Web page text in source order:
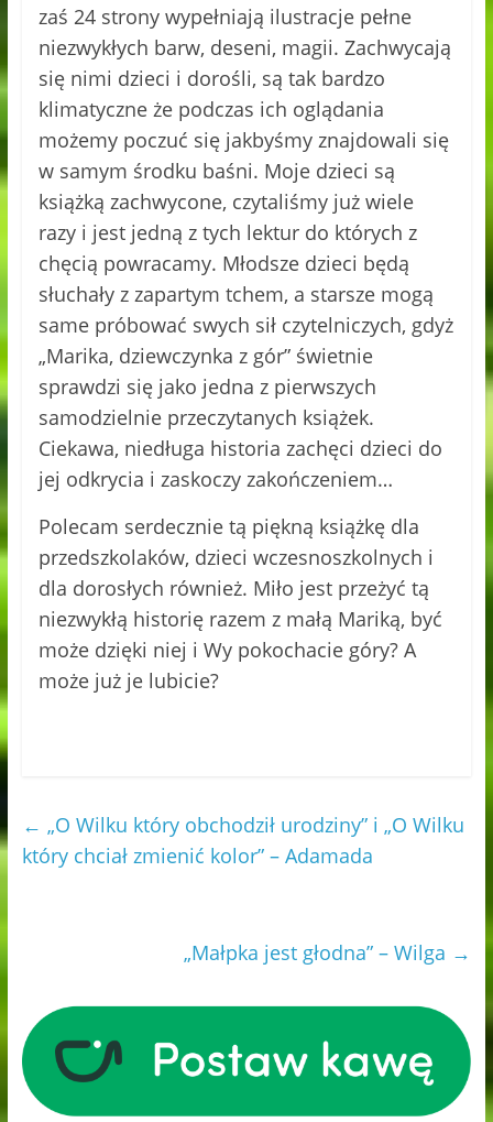
zaś 24 strony wypełniają ilustracje pełne
niezwykłych barw, deseni, magii. Zachwycają
się nimi dzieci i dorośli, są tak bardzo
klimatyczne że podczas ich oglądania
możemy poczuć się jakbyśmy znajdowali się
w samym środku baśni. Moje dzieci są
książką zachwycone, czytaliśmy już wiele
razy i jest jedną z tych lektur do których z
chęcią powracamy. Młodsze dzieci będą
słuchały z zapartym tchem, a starsze mogą
same próbować swych sił czytelniczych, gdyż
„Marika, dziewczynka z gór” świetnie
sprawdzi się jako jedna z pierwszych
samodzielnie przeczytanych książek.
Ciekawa, niedługa historia zachęci dzieci do
jej odkrycia i zaskoczy zakończeniem…
Polecam serdecznie tą piękną książkę dla
przedszkolaków, dzieci wczesnoszkolnych i
dla dorosłych również. Miło jest przeżyć tą
niezwykłą historię razem z małą Mariką, być
może dzięki niej i Wy pokochacie góry? A
może już je lubicie?
← „O Wilku który obchodził urodziny” i „O Wilku
który chciał zmienić kolor” – Adamada
„Małpka jest głodna” – Wilga →